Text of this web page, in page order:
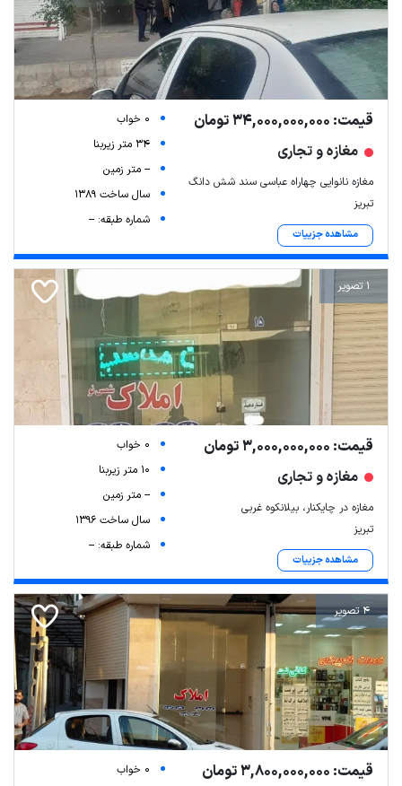
قیمت: 34,000,000,000 تومان
مغازه و تجاری
مغازه نانوایی چهاراه عباسی سند شش دانگ
تبریز
مشاهده جزییات
0 خواب
34 متر زیربنا
-- متر زمین
سال ساخت 1389
شماره طبقه: --
1 تصویر
قیمت: 3,000,000,000 تومان
مغازه و تجاری
مغازه در چایکنار، بیلانکوه غربی
تبریز
مشاهده جزییات
0 خواب
10 متر زیربنا
-- متر زمین
سال ساخت 1396
شماره طبقه: --
4 تصویر
قیمت: 3,800,000,000 تومان
0 خواب